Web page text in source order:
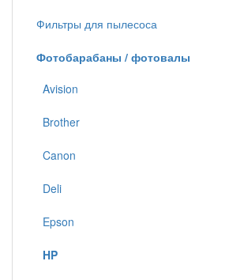
Фильтры для пылесоса
Фотобарабаны / фотовалы
Avision
Brother
Canon
Deli
Epson
HP